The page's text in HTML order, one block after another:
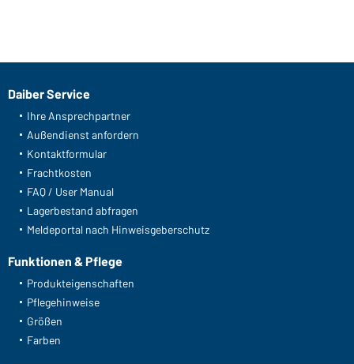
Knitted Long Beanie (darkgrey-melange)